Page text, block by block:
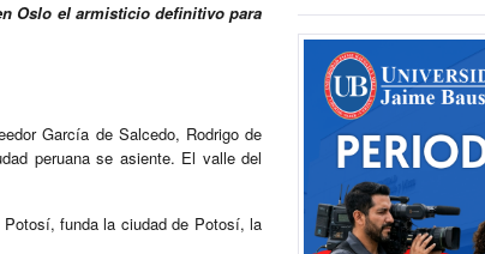
Oslo el armisticio definitivo para
García de Salcedo, Rodrigo de
peruana se asiente. El valle del
funda la ciudad de Potosí, la